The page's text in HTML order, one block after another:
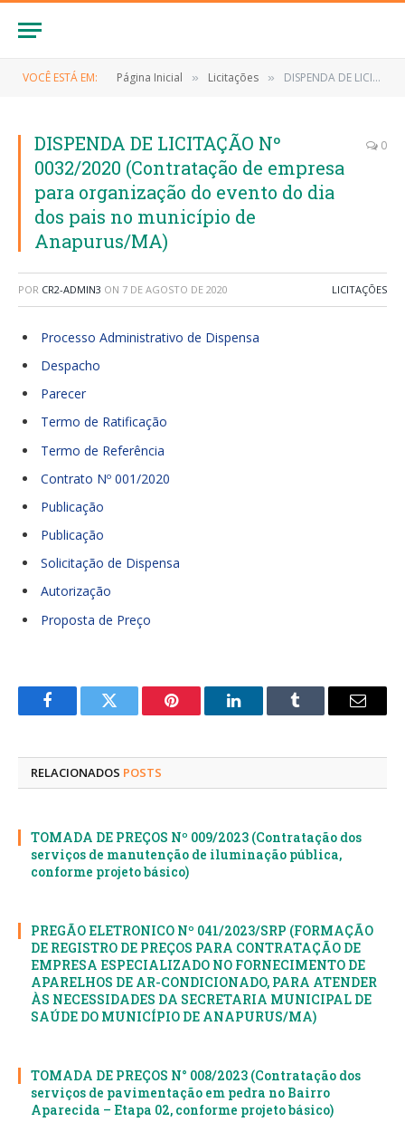
VOCÊ ESTÁ EM: Página Inicial » Licitações » DISPENDA DE LICITAÇÃO Nº 0032/2020 (Contratação de empresa para organização do evento do dia dos pais no município de Anapurus/MA)
DISPENDA DE LICITAÇÃO Nº
0032/2020 (Contratação de empresa
para organização do evento do dia
dos pais no município de
Anapurus/MA)
0
POR CR2-ADMIN3 ON 7 DE AGOSTO DE 2020 LICITAÇÕES
Processo Administrativo de Dispensa
Despacho
Parecer
Termo de Ratificação
Termo de Referência
Contrato Nº 001/2020
Publicação
Publicação
Solicitação de Dispensa
Autorização
Proposta de Preço
FacebookTwitter Pinterest LinkedInTumblr
E-
RELACIONADOS POSTS
TOMADA DE PREÇOS Nº 009/2023 (Contratação dos
serviços de manutenção de iluminação pública,
conforme projeto básico)
PREGÃO ELETRONICO Nº 041/2023/SRP (FORMAÇÃO
DE REGISTRO DE PREÇOS PARA CONTRATAÇÃO DE
EMPRESA ESPECIALIZADO NO FORNECIMENTO DE
APARELHOS DE AR-CONDICIONADO, PARA ATENDER
ÀS NECESSIDADES DA SECRETARIA MUNICIPAL DE
SAÚDE DO MUNICÍPIO DE ANAPURUS/MA)
TOMADA DE PREÇOS N° 008/2023 (Contratação dos
serviços de pavimentação em pedra no Bairro
Aparecida – Etapa 02, conforme projeto básico)